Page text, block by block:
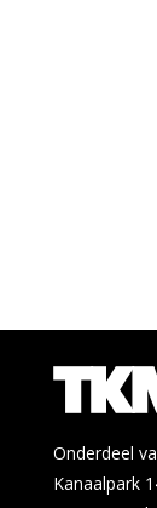
Onderdeel
Kanaalpark